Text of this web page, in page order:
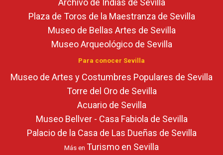
Archivo de Indias de Sevilla
Plaza de Toros de la Maestranza de Sevilla
Museo de Bellas Artes de Sevilla
Museo Arqueológico de Sevilla
Para conocer Sevilla
Museo de Artes y Costumbres Populares de Sevilla
Torre del Oro de Sevilla
Acuario de Sevilla
Museo Bellver - Casa Fabiola de Sevilla
Palacio de la Casa de Las Dueñas de Sevilla
Más en Turismo en Sevilla